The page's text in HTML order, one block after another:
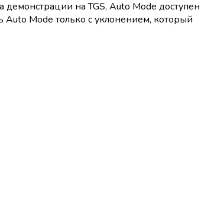
на TGS, Auto Mode доступен
Mode только с уклонением, который